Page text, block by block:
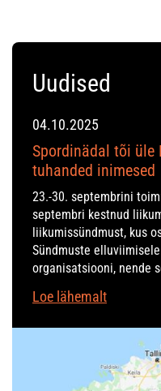
Uudised
04.10.2025
Spordinädal tõi üle
tuhanded inimesed
23.-30. septembrini
septembri kestnud
liikumissündmust, kus
Sündmuste
organisatsiooni, nende
Loe lähemalt